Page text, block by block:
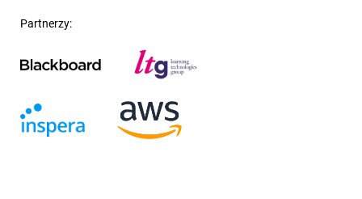
Partnerzy: